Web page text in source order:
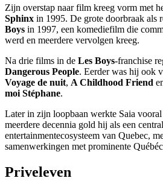
Zijn overstap naar film kreeg vorm met
Sphinx in 1995. De grote doorbraak als
Boys in 1997, een komediefilm die
werd en meerdere vervolgen kreeg.
Na drie films in de Les Boys-franchise
Dangerous People. Eerder was hij ook
Voyage de nuit, A Childhood Friend
moi Stéphane.
Later in zijn loopbaan werkte Saia
meerdere decennia gold hij als een
entertainmentecosysteem van Quebec,
samenwerkingen met prominente
Priveleven